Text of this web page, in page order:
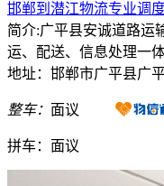
邯郸到潜江物流专业调
简介:广平县安诚道路运
运、配送、信息处理一
地址：邯郸市广平县广
整车： 面议
拼车： 面议